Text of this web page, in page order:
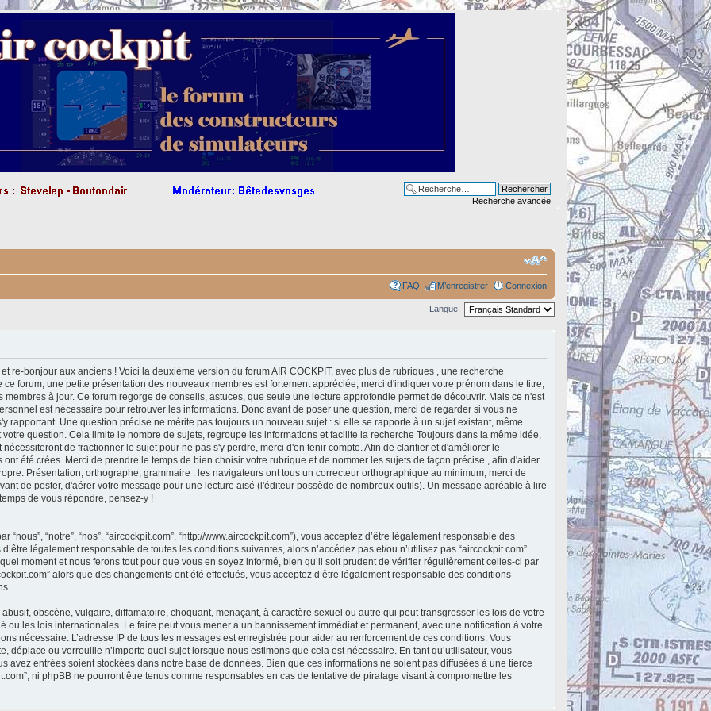
Recherche avancée
FAQ M’enregistrer Connexion
Langue:
re-bonjour aux anciens ! Voici la deuxième version du forum AIR COCKPIT, avec plus de rubriques , une recherche
forum, une petite présentation des nouveaux membres est fortement appréciée, merci d'indiquer votre prénom dans le titre,
à jour. Ce forum regorge de conseils, astuces, que seule une lecture approfondie permet de découvrir. Mais ce n'est
est nécessaire pour retrouver les informations. Donc avant de poser une question, merci de regarder si vous ne
rapportant. Une question précise ne mérite pas toujours un nouveau sujet : si elle se rapporte à un sujet existant, même
question. Cela limite le nombre de sujets, regroupe les informations et facilite la recherche Toujours dans la même idée,
de fractionner le sujet pour ne pas s'y perdre, merci d'en tenir compte. Afin de clarifier et d'améliorer le
été crées. Merci de prendre le temps de bien choisir votre rubrique et de nommer les sujets de façon précise , afin d'aider
Présentation, orthographe, grammaire : les navigateurs ont tous un correcteur orthographique au minimum, merci de
de poster, d'aérer votre message pour une lecture aisé (l'éditeur possède de nombreux outils). Un message agréable à lire
de vous répondre, pensez-y !
“nous”, “notre”, “nos”, “aircockpit.com”, “http://www.aircockpit.com”), vous acceptez d’être légalement responsable des
légalement responsable de toutes les conditions suivantes, alors n’accédez pas et/ou n’utilisez pas “aircockpit.com”.
moment et nous ferons tout pour que vous en soyez informé, bien qu’il soit prudent de vérifier régulièrement celles-ci par
alors que des changements ont été effectués, vous acceptez d’être légalement responsable des conditions
obscène, vulgaire, diffamatoire, choquant, menaçant, à caractère sexuel ou autre qui peut transgresser les lois de votre
ou les lois internationales. Le faire peut vous mener à un bannissement immédiat et permanent, avec une notification à votre
nécessaire. L’adresse IP de tous les messages est enregistrée pour aider au renforcement de ces conditions. Vous
déplace ou verrouille n’importe quel sujet lorsque nous estimons que cela est nécessaire. En tant qu’utilisateur, vous
avez entrées soient stockées dans notre base de données. Bien que ces informations ne soient pas diffusées à une tierce
ni phpBB ne pourront être tenus comme responsables en cas de tentative de piratage visant à compromettre les